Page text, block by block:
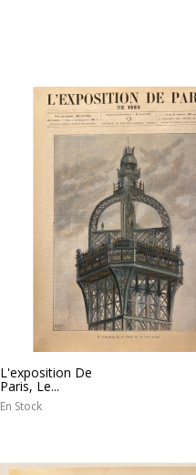
L'exposition De
Paris, Le...
En Stock